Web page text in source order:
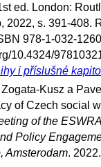
ed. London:
2022, s. 391-408.
978-1-032-
10.4324/
i příslušné
Kusz a
of Czech social
of the
Policy
Amsterodam. 2022.